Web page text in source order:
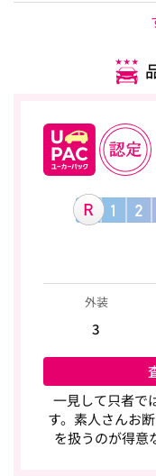
外装
3
一見して只者で
す。素人さんお
を扱うのが得意